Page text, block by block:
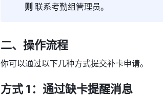
则 联系考勤组管理员。
二、操作流程
你可以通过以下几种方式提交补卡申请。
方式 1：通过缺卡提醒消息